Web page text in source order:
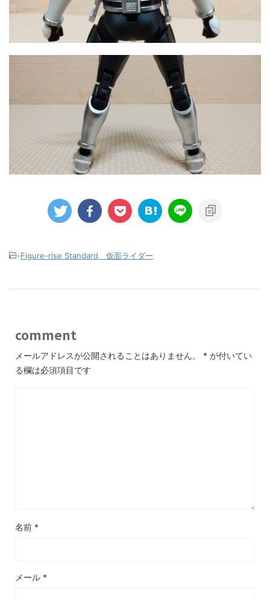
-Figure-rise Standard 仮面ライダー
comment
メールアドレスが公開されることはありません。 * が付いてい
る欄は必須項目です
名前 *
メール *